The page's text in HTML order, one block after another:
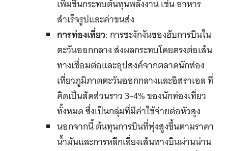
เพิ่มขึ้นกระทบต้นทุนพลังงาน เช่น อาหาร
สำเร็จรูปและค่าขนส่ง
การท่องเที่ยว: การชะงักงันของฮับการบินใน
ตะวันออกกลาง ส่งผลกระทบโดยตรงต่อเส้น
ทางเชื่อมต่อและอุปสงค์จากตลาดนักท่อง
เที่ยวภูมิภาตตะวันออกกลางและอิสราเอล ที่
คิดเป็นสัดส่วนราว 3-4% ของนักท่องเที่ยว
ทั้งหมด ซึ่งเป็นกลุ่มที่มีค่าใช้จ่ายต่อหัวสูง
นอกจากนี้ ต้นทุนการบินที่พุ่งสูงขึ้นตามราคา
น้ำมันและการหลีกเลี่ยงเส้นทางบินผ่านน่าน